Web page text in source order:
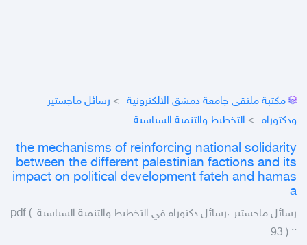
مكتبة ملتقى جامعة دمشق الالكترونية -> رسائل ماجستير
ودكتوراه -> التخطيط والتنمية السياسية
the mechanisms of reinforcing national solidarity
between the different palestinian factions and its
impact on political development fateh and hamas
a
رسائل ماجستير ،رسائل دكتوراه في التخطيط والتنمية السياسية .pdf (
93 ) ::